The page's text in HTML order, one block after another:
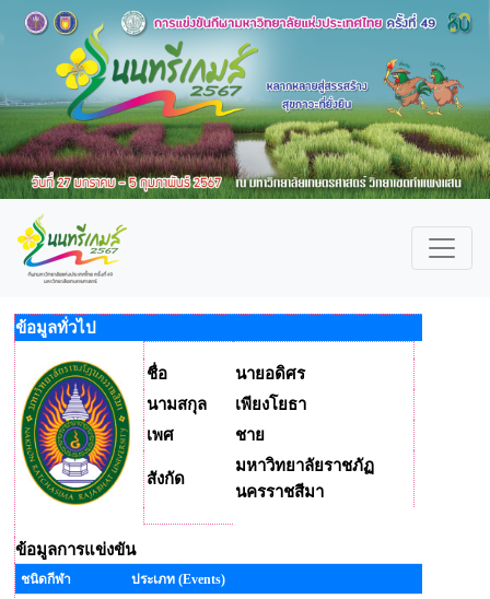
ข้อมูลทั่วไป
ชื่อ
นายอดิศร
นามสกุล
เพียงโยธา
เพศ
ชาย
สังกัด
มหาวิทยาลัยราชภัฏ
นครราชสีมา
ข้อมูลการแข่งขัน
ชนิดกีฬา
ประเภท (Events)